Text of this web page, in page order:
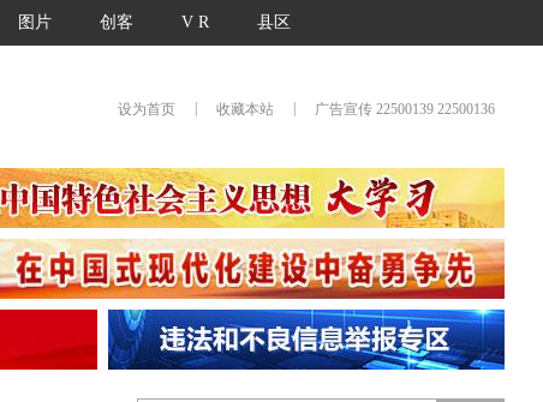
图片 创客 V R 县区
设为首页 收藏本站 广告宣传 22500139 22500136